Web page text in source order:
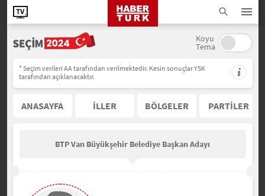
Koyu
Tema
* Seçim verileri AA tarafından verilmektedir. Kesin sonuçlar YSK
tarafından açıklanacaktır.
ANASAYFA İLLER BÖLGELER PARTİLER
BTP Van Büyükşehir Belediye Başkan Adayı